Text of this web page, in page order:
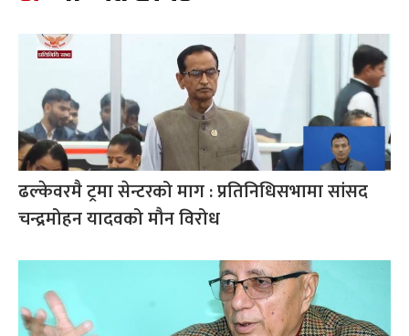
ढल्केवरमै ट्रमा सेन्टरको माग : प्रतिनिधिसभामा सांसद
चन्द्रमोहन यादवको मौन विरोध